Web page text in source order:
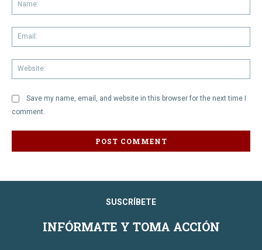
Save my name, email, and website in this browser for the next time I
comment.
SUSCRÍBETE
INFÓRMATE Y TOMA ACCIÓN